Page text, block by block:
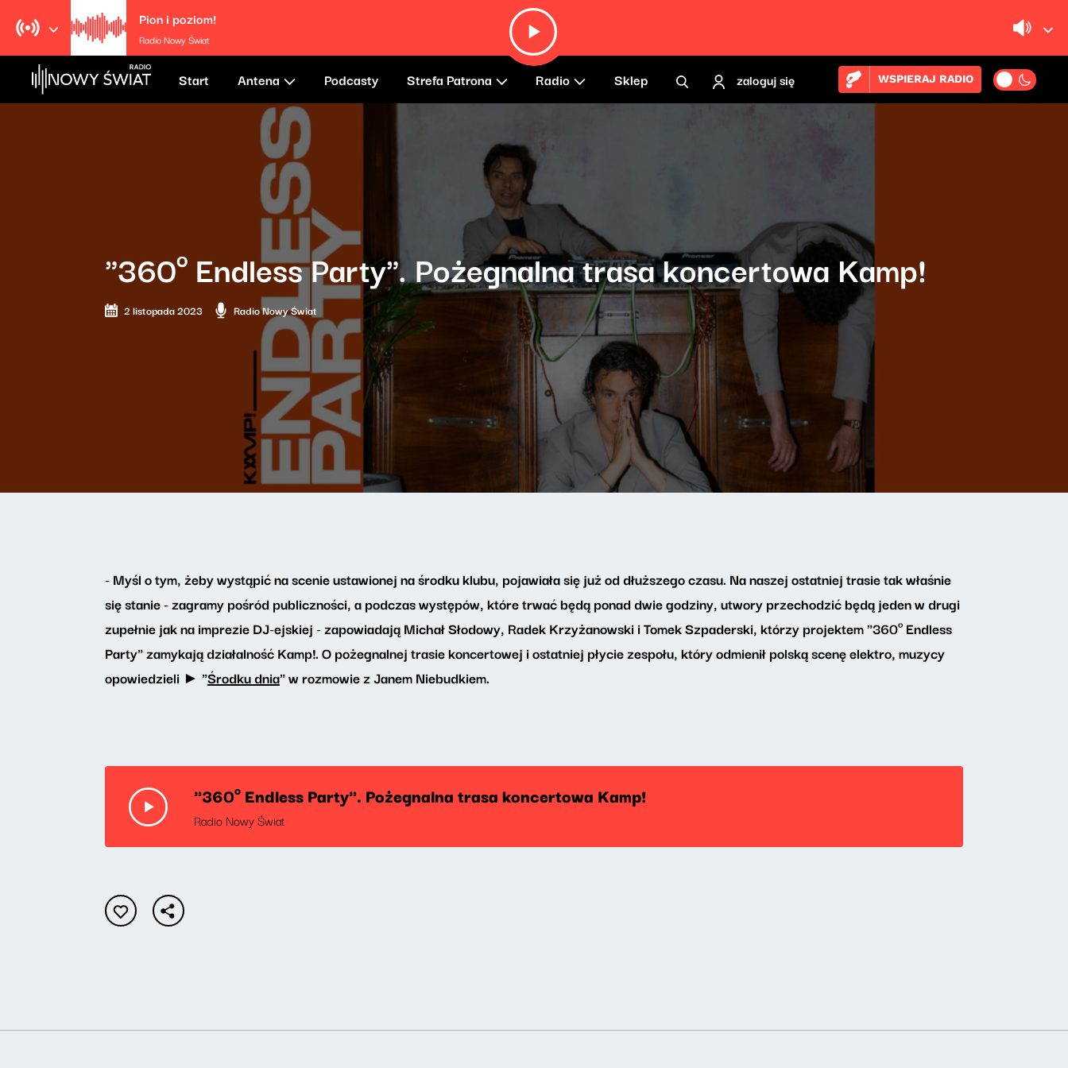
Pion i poziom!
Radio Nowy Świat
Start Antena Podcasty Strefa Patrona Radio Sklep zaloguj się WSPIERAJ RADIO
"360º Endless Party". Pożegnalna trasa koncertowa Kamp!
2 listopada 2023 Radio Nowy Świat
- Myśl o tym, żeby wystąpić na scenie ustawionej na środku klubu, pojawiała się już od dłuższego czasu. Na naszej ostatniej trasie tak właśnie
się stanie - zagramy pośród publiczności, a podczas występów, które trwać będą ponad dwie godziny, utwory przechodzić będą jeden w drugi
zupełnie jak na imprezie DJ-ejskiej - zapowiadają Michał Słodowy, Radek Krzyżanowski i Tomek Szpaderski, którzy projektem "360º Endless
Party" zamykają działalność Kamp!. O pożegnalnej trasie koncertowej i ostatniej płycie zespołu, który odmienił polską scenę elektro, muzycy
opowiedzieli ► "Środku dnia" w rozmowie z Janem Niebudkiem.
"360º Endless Party". Pożegnalna trasa koncertowa Kamp!
Radio Nowy Świat